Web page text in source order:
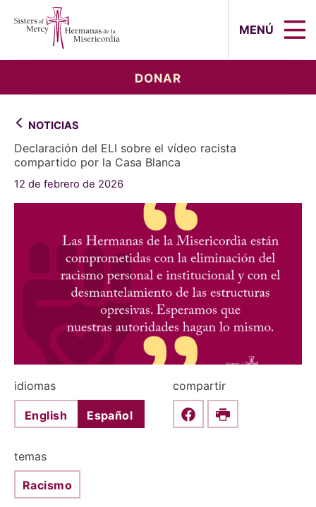
MENÚ
DONAR
NOTICIAS
Declaración del ELI sobre el vídeo racista
compartido por la Casa Blanca
12 de febrero de 2026
idiomas
English Español
compartir
Share this on Facebook
Print
temas
Racismo